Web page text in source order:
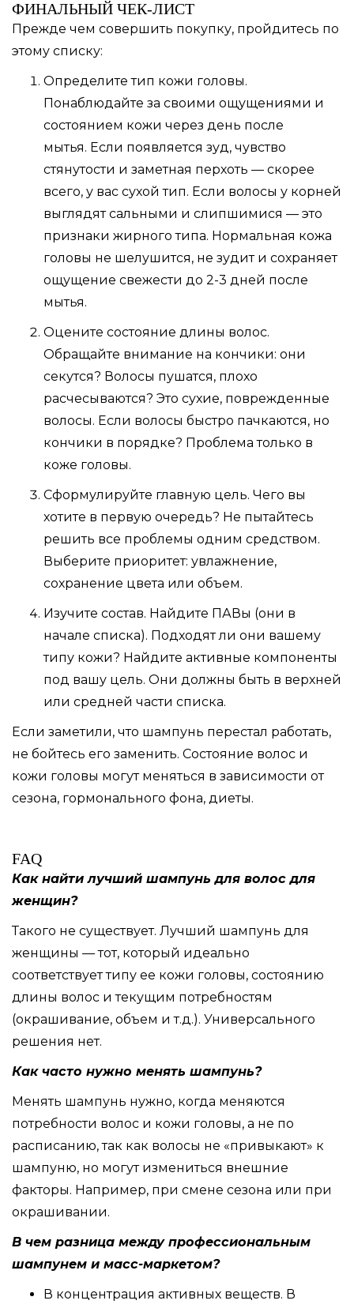
ФИНАЛЬНЫЙ ЧЕК-ЛИСТ
Прежде чем совершить покупку, пройдитесь по
этому списку:
Определите тип кожи головы.
Понаблюдайте за своими ощущениями и
состоянием кожи через день после
мытья. Если появляется зуд, чувство
стянутости и заметная перхоть — скорее
всего, у вас сухой тип. Если волосы у корней
выглядят сальными и слипшимися — это
признаки жирного типа. Нормальная кожа
головы не шелушится, не зудит и сохраняет
ощущение свежести до 2-3 дней после
мытья.
Оцените состояние длины волос.
Обращайте внимание на кончики: они
секутся? Волосы пушатся, плохо
расчесываются? Это сухие, поврежденные
волосы. Если волосы быстро пачкаются, но
кончики в порядке? Проблема только в
коже головы.
Сформулируйте главную цель. Чего вы
хотите в первую очередь? Не пытайтесь
решить все проблемы одним средством.
Выберите приоритет: увлажнение,
сохранение цвета или объем.
Изучите состав. Найдите ПАВы (они в
начале списка). Подходят ли они вашему
типу кожи? Найдите активные компоненты
под вашу цель. Они должны быть в верхней
или средней части списка.
Если заметили, что шампунь перестал работать,
не бойтесь его заменить. Состояние волос и
кожи головы могут меняться в зависимости от
сезона, гормонального фона, диеты.
FAQ
Как найти лучший шампунь для волос для
женщин?
Такого не существует. Лучший шампунь для
женщины — тот, который идеально
соответствует типу ее кожи головы, состоянию
длины волос и текущим потребностям
(окрашивание, объем и т.д.). Универсального
решения нет.
Как часто нужно менять шампунь?
Менять шампунь нужно, когда меняются
потребности волос и кожи головы, а не по
расписанию, так как волосы не «привыкают» к
шампуню, но могут измениться внешние
факторы. Например, при смене сезона или при
окрашивании.
В чем разница между профессиональным
шампунем и масс-маркетом?
В концентрация активных веществ. В